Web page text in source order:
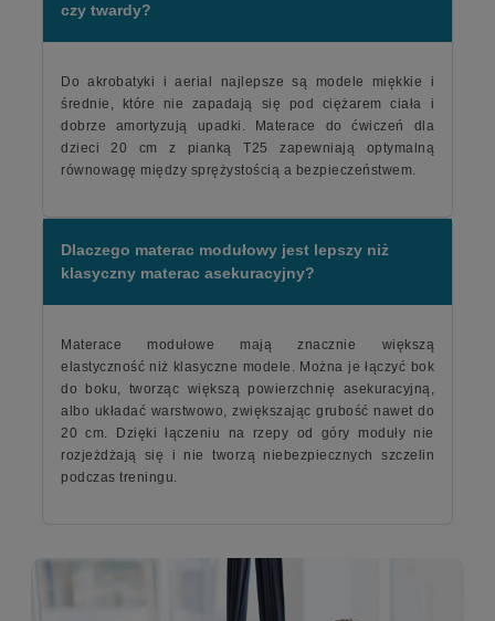
czy twardy?
Do akrobatyki i aerial najlepsze są modele miękkie i
średnie, które nie zapadają się pod ciężarem ciała i
dobrze amortyzują upadki. Materace do ćwiczeń dla
dzieci 20 cm z pianką T25 zapewniają optymalną
równowagę między sprężystością a bezpieczeństwem.
Dlaczego materac modułowy jest lepszy niż
klasyczny materac asekuracyjny?
Materace modułowe mają znacznie większą
elastyczność niż klasyczne modele. Można je łączyć bok
do boku, tworząc większą powierzchnię asekuracyjną,
albo układać warstwowo, zwiększając grubość nawet do
20 cm. Dzięki łączeniu na rzepy od góry moduły nie
rozjeżdżają się i nie tworzą niebezpiecznych szczelin
podczas treningu.